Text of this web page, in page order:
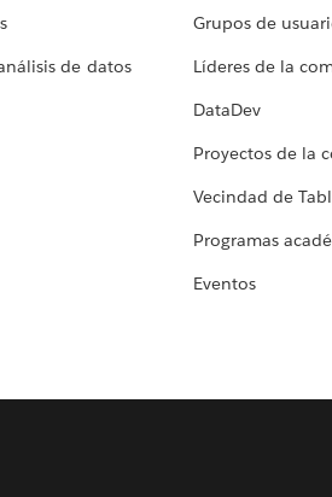
de datos
Grupos de
Líderes de la
DataDev
Proyectos de la
Vecindad de
Programas
Eventos